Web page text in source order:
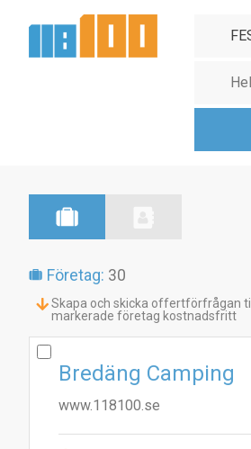
Företag: 30
Skapa och skicka offertförfrågan till
markerade företag kostnadsfritt
Bredäng Camping
www.118100.se